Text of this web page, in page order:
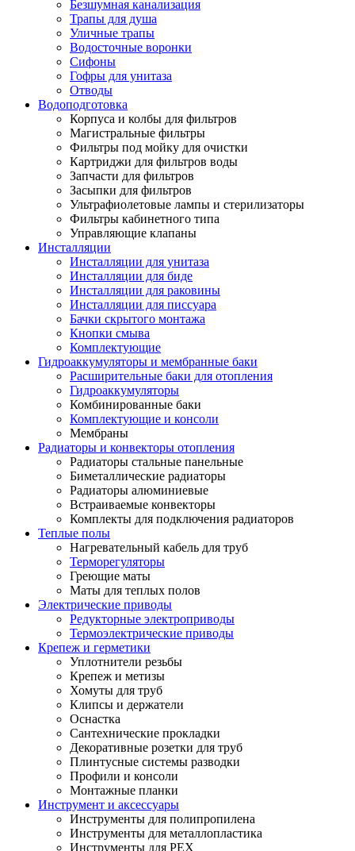
Безшумная канализация
Трапы для душа
Уличные трапы
Водосточные воронки
Сифоны
Гофры для унитаза
Отводы
Водоподготовка
Корпуса и колбы для фильтров
Магистральные фильтры
Фильтры под мойку для очистки
Картриджи для фильтров воды
Запчасти для фильтров
Засыпки для фильтров
Ультрафиолетовые лампы и стерилизаторы
Фильтры кабинетного типа
Управляющие клапаны
Инсталляции
Инсталляции для унитаза
Инсталляции для биде
Инсталляции для раковины
Инсталляции для писсуара
Бачки скрытого монтажа
Кнопки смыва
Комплектующие
Гидроаккумуляторы и мембранные баки
Расширительные баки для отопления
Гидроаккумуляторы
Комбинированные баки
Комплектующие и консоли
Мембраны
Радиаторы и конвекторы отопления
Радиаторы стальные панельные
Биметаллические радиаторы
Радиаторы алюминиевые
Встраиваемые конвекторы
Комплекты для подключения радиаторов
Теплые полы
Нагревательный кабель для труб
Терморегуляторы
Греющие маты
Маты для теплых полов
Электрические приводы
Редукторные электроприводы
Термоэлектрические приводы
Крепеж и герметики
Уплотнители резьбы
Крепеж и метизы
Хомуты для труб
Клипсы и держатели
Оснастка
Сантехнические прокладки
Декоративные розетки для труб
Плинтусные системы разводки
Профили и консоли
Монтажные планки
Инструмент и аксессуары
Инструменты для полипропилена
Инструменты для металлопластика
Инструменты для PEX